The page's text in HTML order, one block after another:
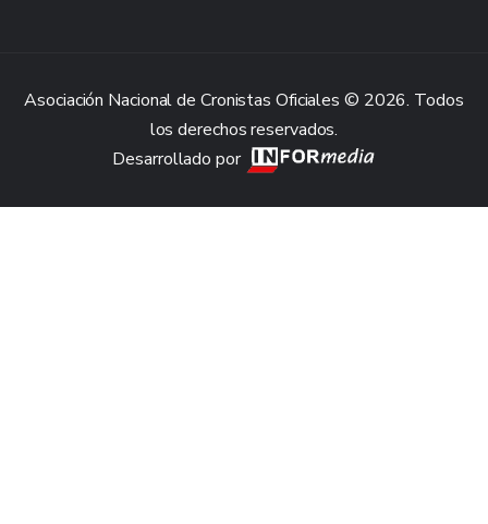
Asociación Nacional de Cronistas Oficiales © 2026. Todos
los derechos reservados.
Desarrollado por